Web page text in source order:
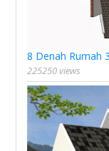
8 Denah Rumah
225250 views